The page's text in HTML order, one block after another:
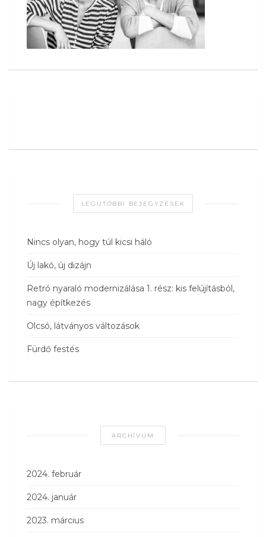
LEGUTÓBBI BEJEGYZÉSEK
Nincs olyan, hogy túl kicsi háló
Új lakó, új dizájn
Retró nyaraló modernizálása 1. rész: kis felújításból,
nagy építkezés
Olcsó, látványos változások
Fürdő festés
ARCHÍVUM
2024. február
2024. január
2023. március